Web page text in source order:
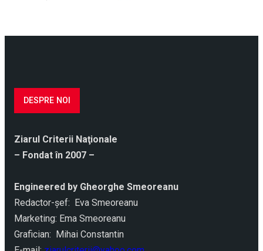
DESPRE NOI
Ziarul Criterii Naţionale
– Fondat în 2007 –
Engineered by Gheorghe Smeoreanu
Redactor-şef: Eva Smeoreanu
Marketing: Ema Smeoreanu
Grafician: Mihai Constantin